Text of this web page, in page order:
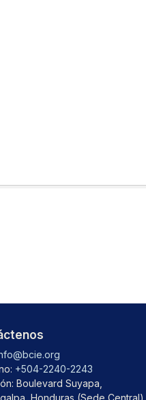
+504-2240-2243
Boulevard Suyapa,
Honduras (Sede Central)